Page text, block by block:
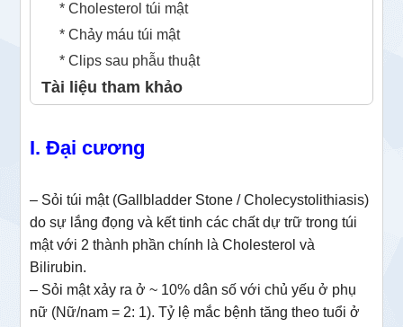
* Cholesterol túi mật
* Chảy máu túi mật
* Clips sau phẫu thuật
Tài liệu tham khảo
I. Đại cương
– Sỏi túi mật (Gallbladder Stone / Cholecystolithiasis)
do sự lắng đọng và kết tinh các chất dự trữ trong túi
mật với 2 thành phần chính là Cholesterol và
Bilirubin.
– Sỏi mật xảy ra ở ~ 10% dân số với chủ yếu ở phụ
nữ (Nữ/nam = 2: 1).Tỷ lệ mắc bệnh tăng theo tuổi ở